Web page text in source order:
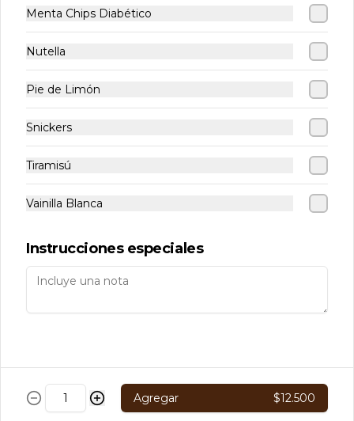
Conócenos
WhatsApp: +56 9 8223 0126
Visítanos
Términos y condiciones
Política de privacidad
Redes sociales
Mi cuenta
Iniciar sesión
Menta Chips Diabético
Nutella
Pie de Limón
Snickers
Tiramisú
Vainilla Blanca
Instrucciones especiales
Agregar $12.500